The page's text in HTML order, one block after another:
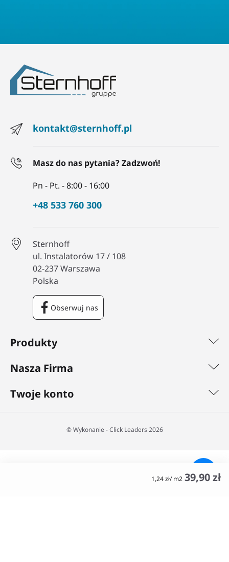
1,24 zł/ m2 39,90 zł
Produkty
Nasza Firma
Twoje konto
kontakt@sternhoff.pl
Masz do nas pytania? Zadzwoń!
Pn - Pt. - 8:00 - 16:00
+48 533 760 300
Sternhoff
ul. Instalatorów 17 / 108
02-237 Warszawa
Polska
Obserwuj nas
Facebook
©️ Wykonanie - Click Leaders 2026